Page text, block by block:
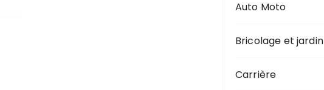
Auto Moto
Bricolage et jardin
Carrière